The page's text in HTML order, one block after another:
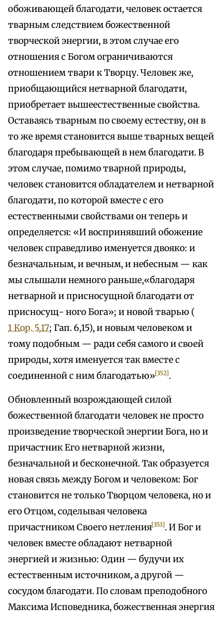
обоживающей благодати, человек остается
тварным следствием божественной
творческой энергии, в этом случае его
отношения с Богом ограничиваются
отношением твари к Творцу. Человек же,
приобщающийся нетварной благодати,
приобретает вышеестественные свойства.
Оставаясь тварным по своему естеству, он в
то же время становится выше тварных вещей
благодаря пребывающей в нем благодати. В
этом случае, помимо тварной природы,
человек становится обладателем и нетварной
благодати, по которой вместе с его
естественными свойствами он теперь и
определяется: «И воспринявший обожение
человек справедливо именуется двояко: и
безначальным, и вечным, и небесным — как
мы слышали немного раньше,«благодаря
нетварной и присносущной благодати от
присносущ- ного Бога»; и новой тварью (
1 Кор. 5,17; Гап. 6,15), и новым человеком и
тому подобным — ради себя самого и своей
природы, хотя именуется так вместе с
соединенной с ним благодатью»[352].
Обновленный возрождающей силой
божественной благодати человек не просто
произведение творческой энергии Бога, но и
причастник Его нетварной жизни,
безначальной и бесконечной. Так образуется
новая связь между Богом и человеком: Бог
становится не только Творцом человека, но и
его Отцом, соделывая человека
причастником Своего нетления[353]. И Бог и
человек вместе обладают нетварной
энергией и жизнью: Один — будучи их
естественным источником, а другой —
сосудом благодати. По словам преподобного
Максима Исповедника, божественная энергия